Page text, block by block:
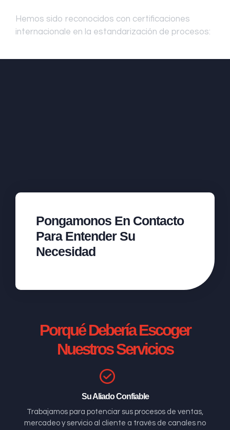
Hemos sido reconocidos con certificaciones
internacionale en la estandarización de procesos:
Pongamonos En Contacto
Para Entender Su
Necesidad
Porqué Debería Escoger
Nuestros Servicios
Su Aliado Confiable
Trabajamos para potenciar sus procesos de ventas,
mercadeo y servicio al cliente a través de canales no